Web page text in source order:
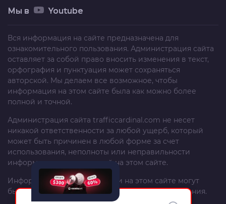
Мы в Youtube
Вся информация на сайте предназначена для
ознакомительного пользования. Администрация сайта
оставляет за собой право вносить изменения в текст,
орфография и пунктуация может сохраняться
авторской. Мы делаем все возможное, чтобы
информация на этом сайте была как можно более
полной и точной.
Администрация сайта trafficcardinal.com не несет
никакой ответственности за любой ущерб, который
может быть причинен в любой форме за счет
использования, неполноты или неправильности
информации, размещенной на этом сайте.
Информация и рекомендации на этом сайте могут
быть изменены без предварительного уведомления.